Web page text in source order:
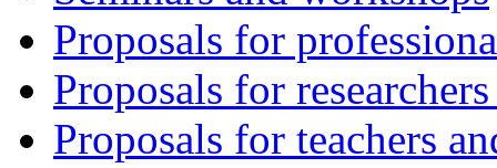
Proposals for
Proposals for
Proposals for teachers